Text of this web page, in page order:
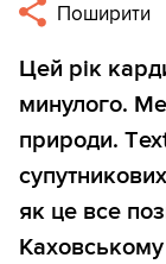
Поширити
Цей рік
минулого.
природи.
як це все